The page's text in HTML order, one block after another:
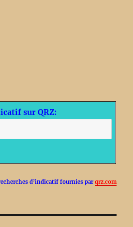
sur QRZ:
d’indicatif fournies par qrz.com